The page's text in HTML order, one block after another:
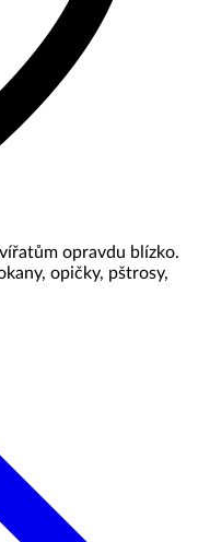
opravdu blízko.
opičky, pštrosy,